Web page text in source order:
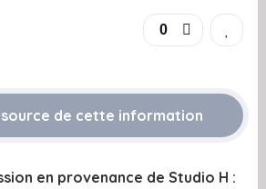
0
de cette information
en provenance de Studio H :